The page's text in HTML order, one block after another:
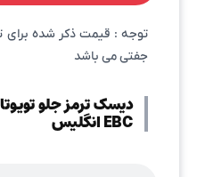
توجه : قیمت ذکر شده
جفتی می باشد
EBC انگلیس